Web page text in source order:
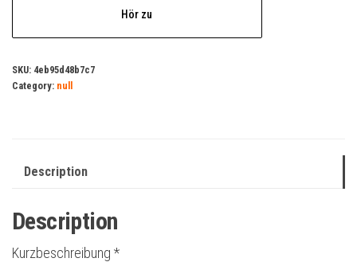
Hör zu
SKU: 4eb95d48b7c7
Category: null
Description
Description
Kurzbeschreibung *